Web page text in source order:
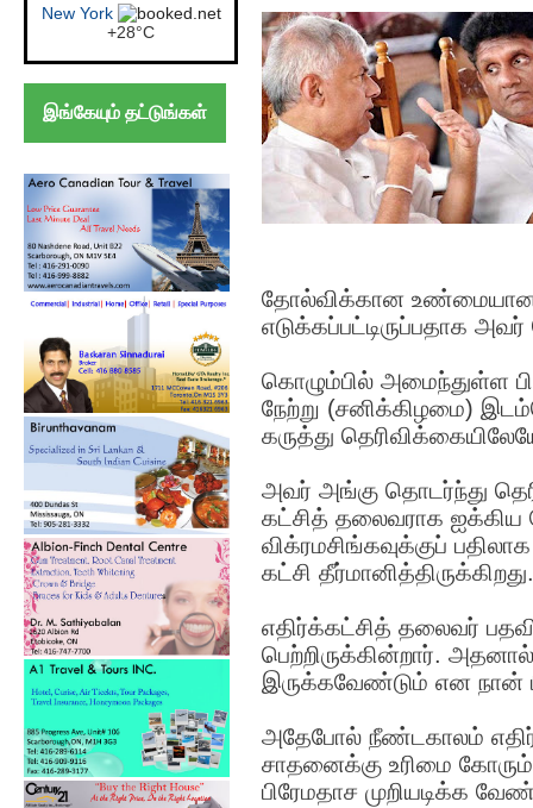
London
+21°C
இங்கேயும் தட்டுங்கள்
தோல்விக்கான
எடுக்கப்பட்டிருப்பதாக
கொழும்பில் அமைந்துள்ள
நேற்று (சனிக்கிழமை)
கருத்து
அவர் அங்கு தொடர்ந்து
கட்சித் தலைவராக ஐக்கிய
விக்ரமசிங்கவுக்குப்
கட்சி தீர்மானித்திருக்கிறது.
எதிர்க்கட்சித் தலைவர்
பெற்றிருக்கின்றார்.
இருக்கவேண்டும் என நான்
அதேபோல் நீண்டகாலம்
சாதனைக்கு உரிமை
பிரேமதாச முறியடிக்க